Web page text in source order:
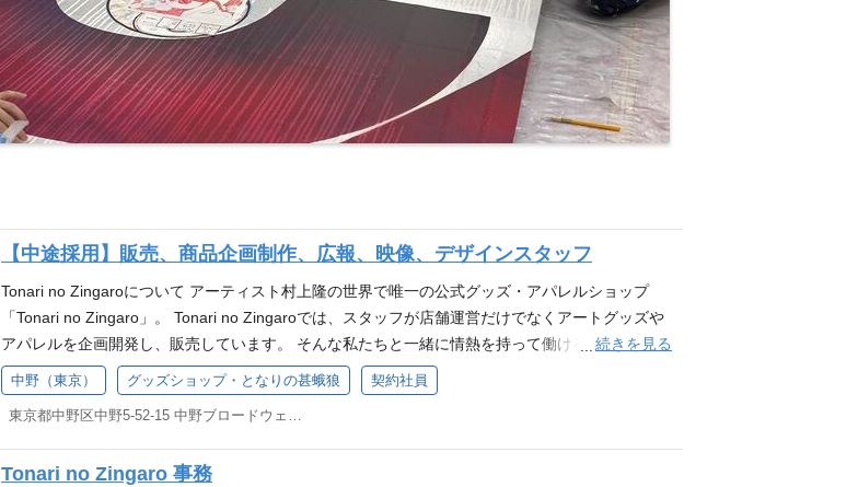
【中途採用】販売、商品企画制作、広報、映像、デザインスタッフ
Tonari no Zingaroについて アーティスト村上隆の世界で唯一の公式グッズ・アパレルショップ
「Tonari no Zingaro」。 Tonari no Zingaroでは、スタッフが店舗運営だけでなくアートグッズや
アパレルを企画開発し、販売しています。 そんな私たちと一緒に情熱を持って働けるスタッフを
募集しています。 アパレル商品制作の裏側はこちらからご覧いただけます。 業務内容 ①販売ス
タッフ ・店舗での接客や販売・在庫管理 ・メール、問い合わせ対応 ・そのほか店舗運営に関わ
る業務 ②商品の企画・制作進行スタッフ ・グッズ・アパレルのプランニングと開発 ・グッズ・
アパレルの制作進行や増産の管理 Excel、Word、PowerPointスキル優遇 ③広報スタッフ ・公式H
PやSNS（Instagram、twitter、TikTok）の投稿 ・広報戦略作成 ・イベント作成 Photoshopスキル
続きを見る
中野（東京） グッズショップ・となりの甚蛾狼 契約社員
Tonari no Zingaro 事務